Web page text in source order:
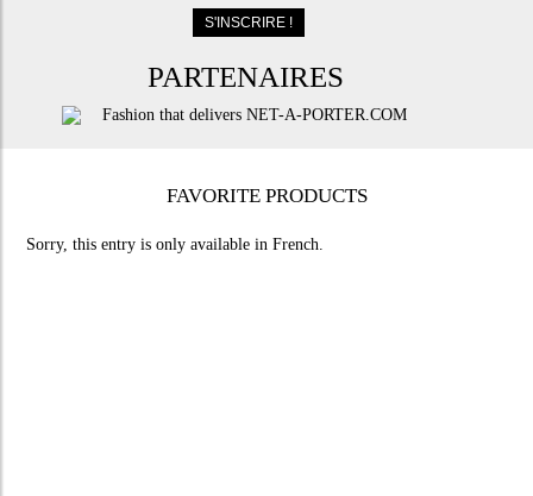
PARTENAIRES
FAVORITE PRODUCTS
Sorry, this entry is only available inFrench